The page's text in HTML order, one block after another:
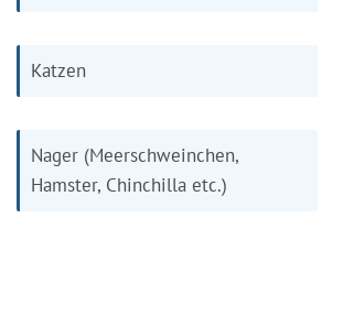
Katzen
Nager (Meerschweinchen,
Hamster, Chinchilla etc.)